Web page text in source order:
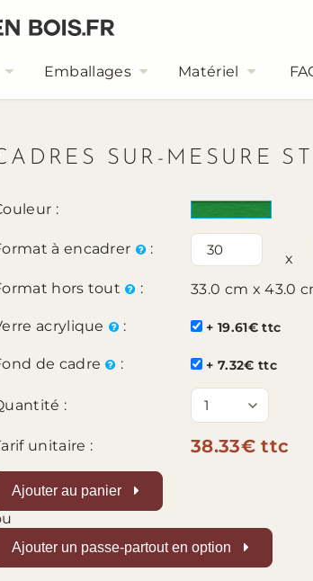
Emballages Matériel
SUR-MESURE
:
à encadrer :
x
hors tout
: 33.0 cm x 43.0
acrylique : + 19.61€ ttc
de cadre : + 7.32€ ttc
:
unitaire : 38.33€ ttc
Ajouter au panier
Ajouter un passe-partout en option